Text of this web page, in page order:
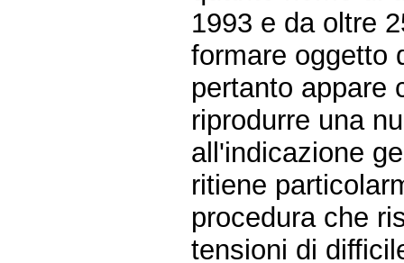
1993 e da oltre
formare oggetto
pertanto appare
riprodurre una
all'indicazione
ritiene
procedura che
tensioni di